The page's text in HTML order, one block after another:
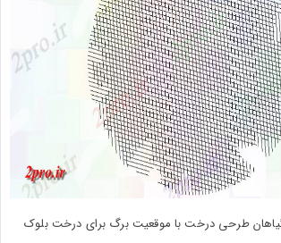
طرحی درخت با موقعیت برگ برای درخت بلوک